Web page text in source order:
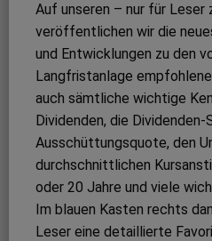
Auf unseren – nur für Leser
veröffentlichen wir die
und Entwicklungen zu den
Langfristanlage
auch sämtliche wichtige
Dividenden, die
Ausschüttungsquote, den
durchschnittlichen
oder 20 Jahre und viele
Im blauen Kasten rechts
Leser eine detaillierte